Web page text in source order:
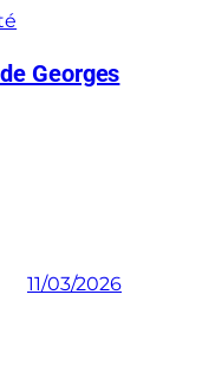
Georges
11/03/2026